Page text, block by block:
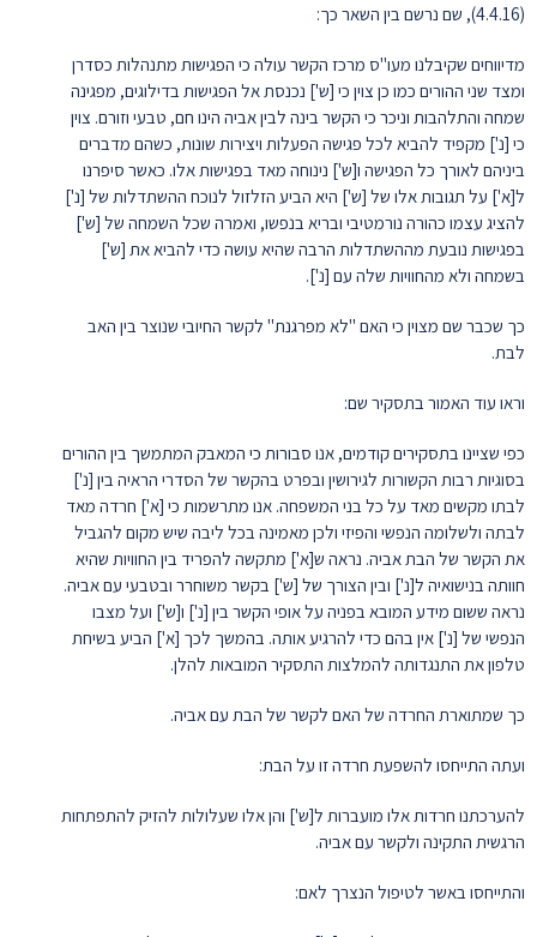
(4.4.16), שם נרשם בין השאר כך:
מדיווחים שקיבלנו מעו"ס מרכז הקשר עולה כי הפגישות מתנהלות כסדרן
ומצד שני ההורים כמו כן צוין כי [ש'] נכנסת אל הפגישות בדילוגים, מפגינה
שמחה והתלהבות וניכר כי הקשר בינה לבין אביה הינו חם, טבעי וזורם. צוין
כי [נ'] מקפיד להביא לכל פגישה הפעלות ויצירות שונות, כשהם מדברים
ביניהם לאורך כל הפגישה ו[ש'] נינוחה מאד בפגישות אלו. כאשר סיפרנו
ל[א'] על תגובות אלו של [ש'] היא הביע הזלזול לנוכח ההשתדלות של [נ']
להציג עצמו כהורה נורמטיבי ובריא בנפשו, ואמרה שכל השמחה של [ש']
בפגישות נובעת מההשתדלות הרבה שהיא עושה כדי להביא את [ש']
בשמחה ולא מהחוויות שלה עם [נ'].
כך שכבר שם מצוין כי האם "לא מפרגנת" לקשר החיובי שנוצר בין האב
לבת.
וראו עוד האמור בתסקיר שם:
כפי שציינו בתסקירים קודמים, אנו סבורות כי המאבק המתמשך בין ההורים
בסוגיות רבות הקשורות לגירושין ובפרט בהקשר של הסדרי הראיה בין [נ']
לבתו מקשים מאד על כל בני המשפחה. אנו מתרשמות כי [א'] חרדה מאד
לבתה ולשלומה הנפשי והפיזי ולכן מאמינה בכל ליבה שיש מקום להגביל
את הקשר של הבת אביה. נראה ש[א'] מתקשה להפריד בין החוויות שהיא
חוותה בנישואיה ל[נ'] ובין הצורך של [ש'] בקשר משוחרר ובטבעי עם אביה.
נראה ששום מידע המובא בפניה על אופי הקשר בין [נ'] ו[ש'] ועל מצבו
הנפשי של [נ'] אין בהם כדי להרגיע אותה. בהמשך לכך [א'] הביע בשיחת
טלפון את התנגדותה להמלצות התסקיר המובאות להלן.
כך שמתוארת החרדה של האם לקשר של הבת עם אביה.
ועתה התייחסו להשפעת חרדה זו על הבת:
להערכתנו חרדות אלו מועברות ל[ש'] והן אלו שעלולות להזיק להתפתחות
הרגשית התקינה ולקשר עם אביה.
והתייחסו באשר לטיפול הנצרך לאם: